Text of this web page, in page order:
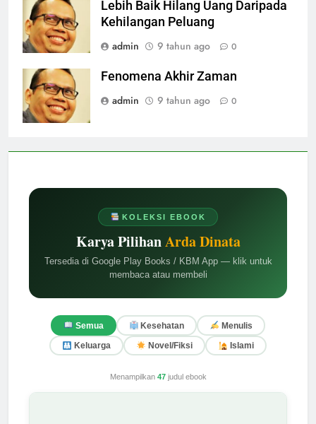
KOLEKSI EBOOK
Karya PilihanArda Dinata
Tersedia di Google Play Books / KBM App — klik untuk
membaca atau membeli
Semua Kesehatan Menulis
Keluarga Novel/Fiksi Islami
Menampilkan 47judul ebook
Lebih Baik Hilang Uang Daripada
Kehilangan Peluang
admin
9 tahun ago 0
Fenomena Akhir Zaman
admin
9 tahun ago 0